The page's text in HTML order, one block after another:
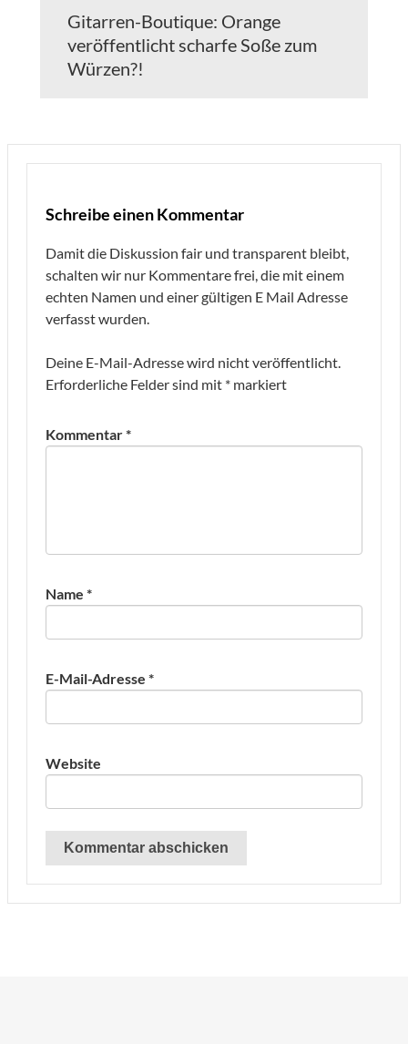
Gitarren-Boutique: Orange
veröffentlicht scharfe Soße zum
Würzen?!
Schreibe einen Kommentar
Damit die Diskussion fair und transparent bleibt,
schalten wir nur Kommentare frei, die mit einem
echten Namen und einer gültigen E Mail Adresse
verfasst wurden.
Deine E-Mail-Adresse wird nicht veröffentlicht.
Erforderliche Felder sind mit * markiert
Kommentar*
Name *
E-Mail-Adresse *
Website